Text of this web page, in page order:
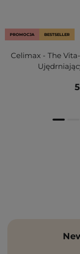
PROMOCJA BESTSELLER
Celimax - The